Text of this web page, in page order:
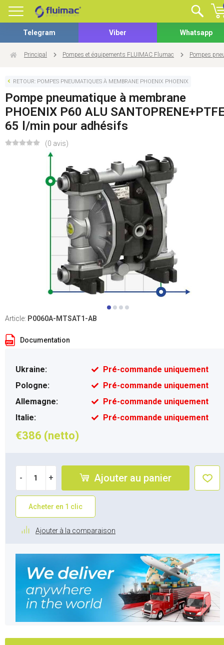
Telegram Viber Whatsapp
Principal Pompes et équipements FLUIMAC Flumac Pompes
RETOUR: POMPES PNEUMATIQUES À MEMBRANE PHOENIX PHOENIX
Pompe pneumatique à membrane
PHOENIX P60 ALU
65 l/min pour adhésifs
(0 avis)
Article: P0060A-MTSAT1-AB
Documentation
Ukraine:
Pré-commande uniquement
Pologne:
Pré-commande uniquement
Allemagne:
Pré-commande uniquement
Italie:
Pré-commande uniquement
€386 (netto)
- + Ajouter au panier
Acheter en 1 clic
Ajouter à la comparaison